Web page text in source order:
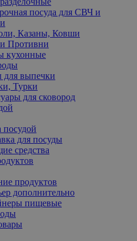
посуда для СВЧ и
Казаны, Ковши
Противни
кухонные
выпечки
Турки
для сковород
посудой
для посуды
средства
продуктов
дополнительно
пищевые